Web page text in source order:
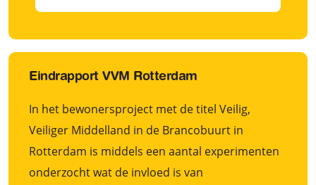
Eindrapport VVM Rotterdam
In het bewonersproject met de titel Veilig,
Veiliger Middelland in de Brancobuurt in
Rotterdam is middels een aantal experimenten
onderzocht wat de invloed is van